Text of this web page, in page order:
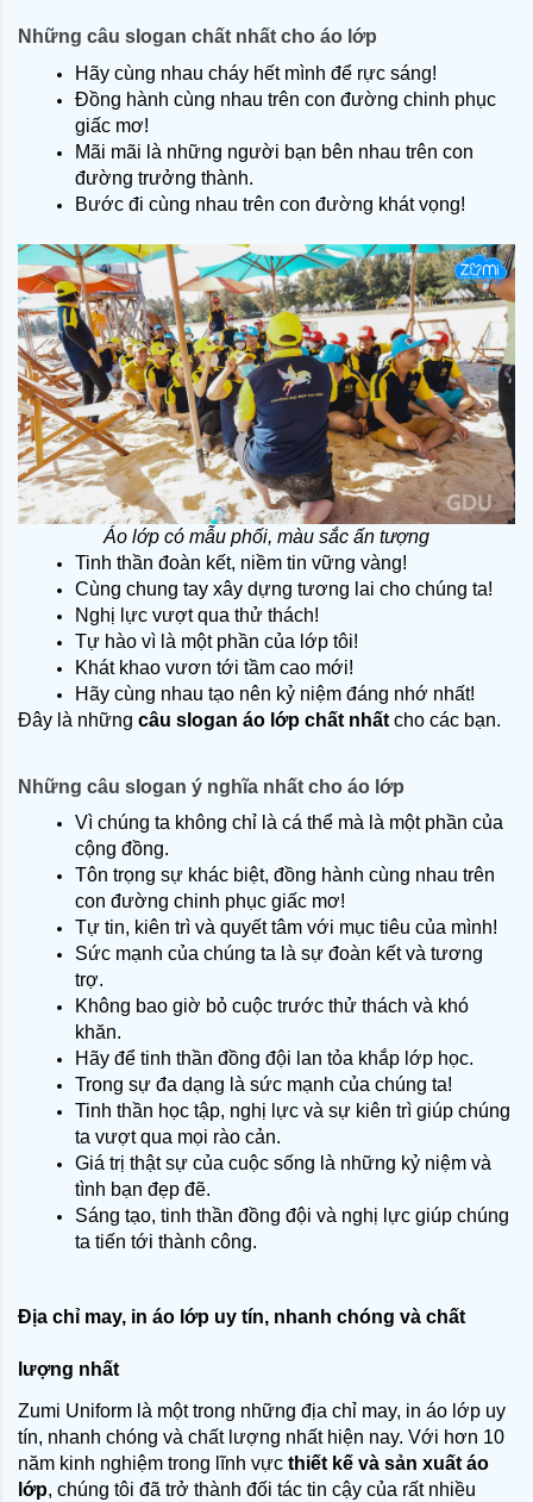
Những câu slogan chất nhất cho áo lớp
Hãy cùng nhau cháy hết mình để rực sáng!
Đồng hành cùng nhau trên con đường chinh phục
giấc mơ!
Mãi mãi là những người bạn bên nhau trên con
đường trưởng thành.
Bước đi cùng nhau trên con đường khát vọng!
Áo lớp có mẫu phối, màu sắc ấn tượng
Tinh thần đoàn kết, niềm tin vững vàng!
Cùng chung tay xây dựng tương lai cho chúng ta!
Nghị lực vượt qua thử thách!
Tự hào vì là một phần của lớp tôi!
Khát khao vươn tới tầm cao mới!
Hãy cùng nhau tạo nên kỷ niệm đáng nhớ nhất!
Đây là những câu slogan áo lớp chất nhất cho các bạn.
Những câu slogan ý nghĩa nhất cho áo lớp
Vì chúng ta không chỉ là cá thể mà là một phần của
cộng đồng.
Tôn trọng sự khác biệt, đồng hành cùng nhau trên
con đường chinh phục giấc mơ!
Tự tin, kiên trì và quyết tâm với mục tiêu của mình!
Sức mạnh của chúng ta là sự đoàn kết và tương
trợ.
Không bao giờ bỏ cuộc trước thử thách và khó
khăn.
Hãy để tinh thần đồng đội lan tỏa khắp lớp học.
Trong sự đa dạng là sức mạnh của chúng ta!
Tinh thần học tập, nghị lực và sự kiên trì giúp chúng
ta vượt qua mọi rào cản.
Giá trị thật sự của cuộc sống là những kỷ niệm và
tình bạn đẹp đẽ.
Sáng tạo, tinh thần đồng đội và nghị lực giúp chúng
ta tiến tới thành công.
Địa chỉ may, in áo lớp uy tín, nhanh chóng và chất
lượng nhất
Zumi Uniform là một trong những địa chỉ may, in áo lớp uy
tín, nhanh chóng và chất lượng nhất hiện nay. Với hơn 10
năm kinh nghiệm trong lĩnh vực thiết kế và sản xuất áo
lớp, chúng tôi đã trở thành đối tác tin cậy của rất nhiều